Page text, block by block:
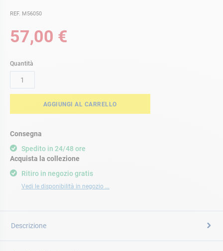
REF. M56050
57,00 €
Quantità
AGGIUNGI AL CARRELLO
Consegna
Spedito in 24/48 ore
Ritiro in negozio gratis
Vedi le disponibilità in negozio ...
Acquista la collezione
Descrizione